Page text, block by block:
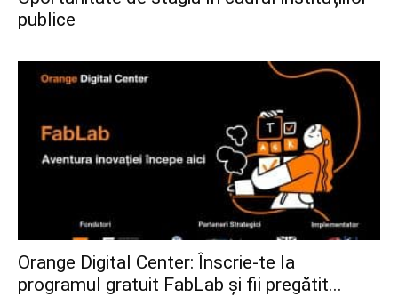
publice
Orange Digital Center: Înscrie-te la
programul gratuit FabLab și fii pregătit...